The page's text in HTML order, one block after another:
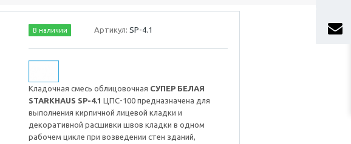
В наличии Артикул:SP-4.1
Кладочная смесь облицовочная СУПЕР БЕЛАЯ
STARKHAUS SP-4.1 ЦПС-100 предназначена для
выполнения кирпичной лицевой кладки и
декоративной расшивки швов кладки в одном
рабочем цикле при возведении стен зданий,